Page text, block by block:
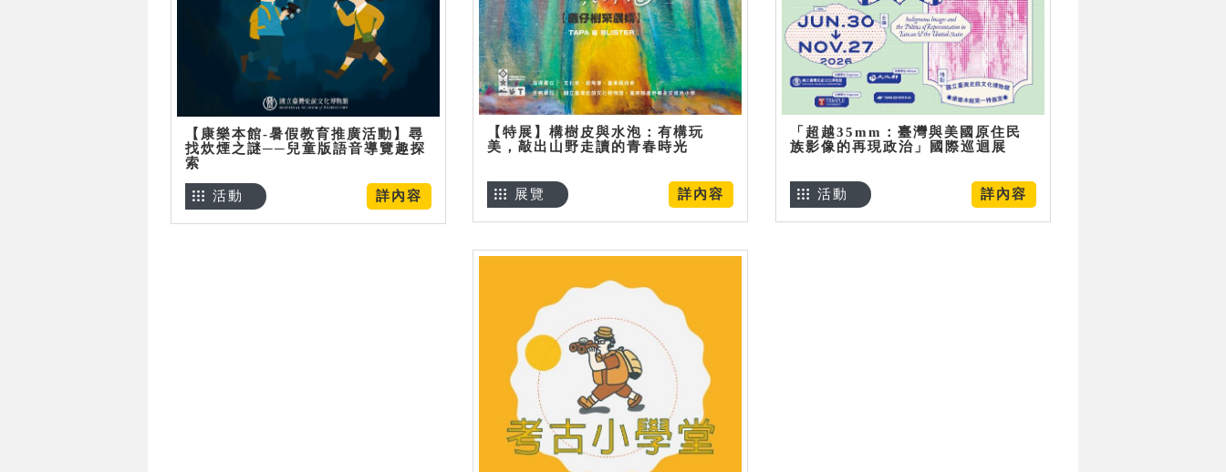
【康樂本館-暑假教育推廣活動】尋
找炊煙之謎──兒童版語音導覽趣探
索
詳內容
活動
【特展】構樹皮與水泡：有構玩
美，敲出山野走讀的青春時光
詳內容
展覽
「超越35mm：臺灣與美國原住民
族影像的再現政治」國際巡迴展
詳內容
活動